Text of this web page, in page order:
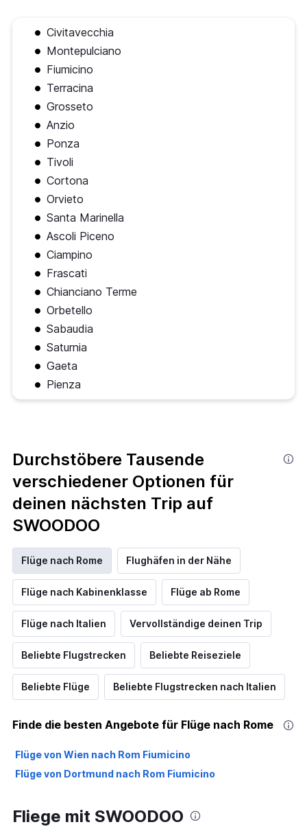
Civitavecchia
Montepulciano
Fiumicino
Terracina
Grosseto
Anzio
Ponza
Tivoli
Cortona
Orvieto
Santa Marinella
Ascoli Piceno
Ciampino
Frascati
Chianciano Terme
Orbetello
Sabaudia
Saturnia
Gaeta
Pienza
Durchstöbere Tausende
verschiedener Optionen für
deinen nächsten Trip auf
SWOODOO
Flüge nach Rome Flughäfen in der Nähe
Flüge nach Kabinenklasse Flüge ab Rome
Flüge nach Italien Vervollständige deinen Trip
Beliebte Flugstrecken Beliebte Reiseziele
Beliebte Flüge Beliebte Flugstrecken nach Italien
Finde die besten Angebote für Flüge nach Rome
Flüge von Wien nach Rom Fiumicino
Flüge von Dortmund nach Rom Fiumicino
Fliege mit SWOODOO